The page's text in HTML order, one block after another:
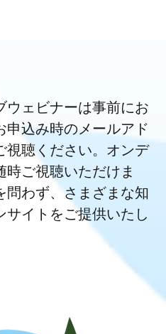
ウェビナーは事前にお
申込み時のメールアド
視聴ください。オンデ
ご視聴いただけま
問わず、さまざまな知
イトをご提供いたし